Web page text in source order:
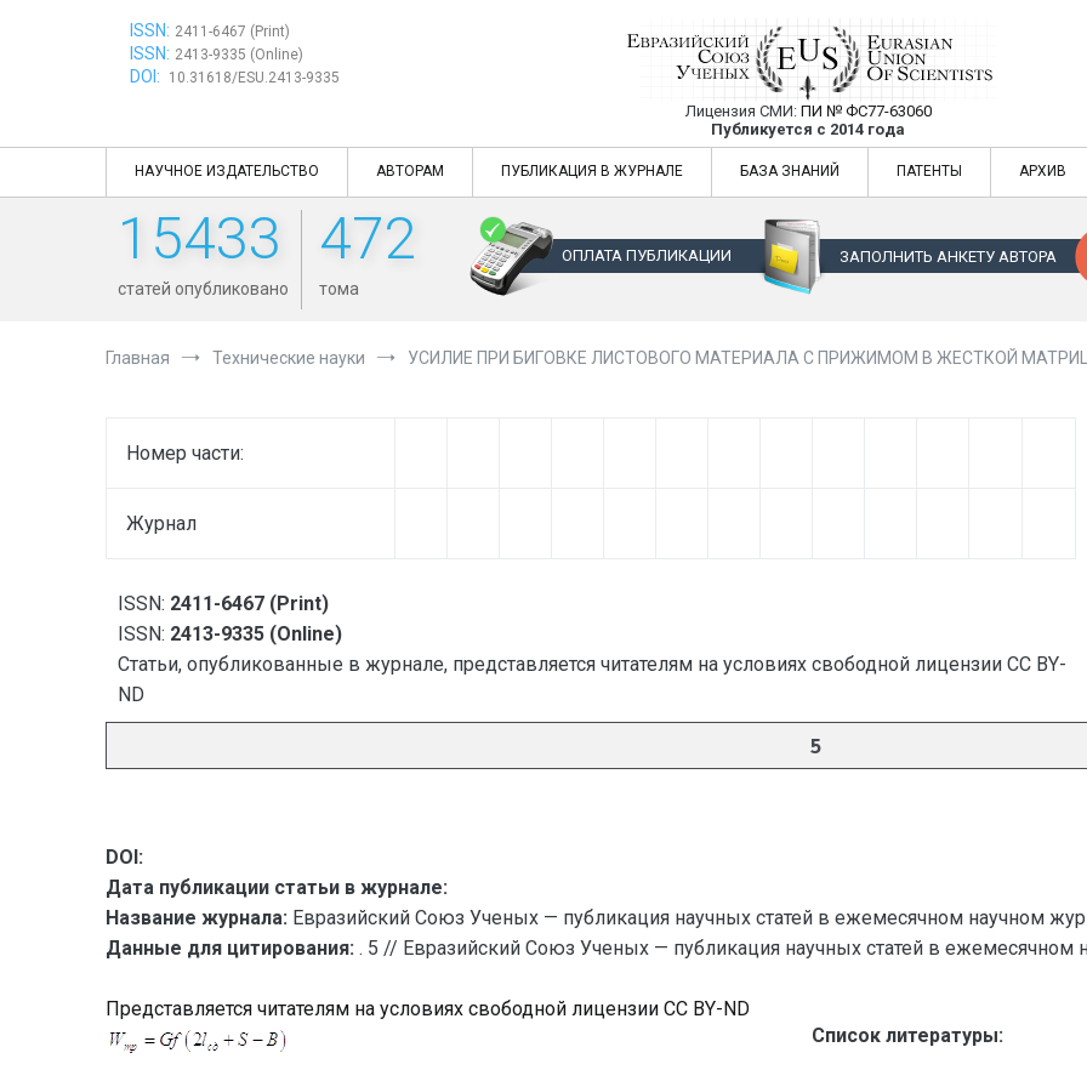
ISSN: 2411-6467 (Print)
ISSN: 2413-9335 (Online)
DOI: 10.31618/ESU.2413-9335
Евразийский Союз Ученых —
Лицензия СМИ: ПИ № ФС77-63060
Публикуется с 2014 года
Евразийский Союз Ученых — публикация научных статей в
НАУЧНОЕ ИЗДАТЕЛЬСТВО АВТОРАМ ПУБЛИКАЦИЯ В ЖУРНАЛЕ БАЗА ЗНАНИЙ ПАТЕНТЫ АРХИВ
15433
статей опубликовано
472
тома
ОПЛАТА ПУБЛИКАЦИИ ЗАПОЛНИТЬ АНКЕТУ АВТОРА
Главная Технические науки УСИЛИЕ ПРИ БИГОВКЕ ЛИСТОВОГО МАТЕРИАЛА С ПРИЖИМОМ В ЖЕСТКОЙ
Номер части:
Журнал
ISSN: 2411-6467 (Print)
ISSN: 2413-9335 (Online)
Статьи, опубликованные в журнале, представляется читателям на условиях свободной лицензии CC BY-
ND
5
DOI:
Дата публикации статьи в журнале:
Название журнала: Евразийский Союз Ученых — публикация научных статей в ежемесячном научном
Данные для цитирования: . 5 // Евразийский Союз Ученых — публикация научных статей в ежемесячном
Представляется читателям на условиях свободной лицензии CC BY-ND
Список литературы: